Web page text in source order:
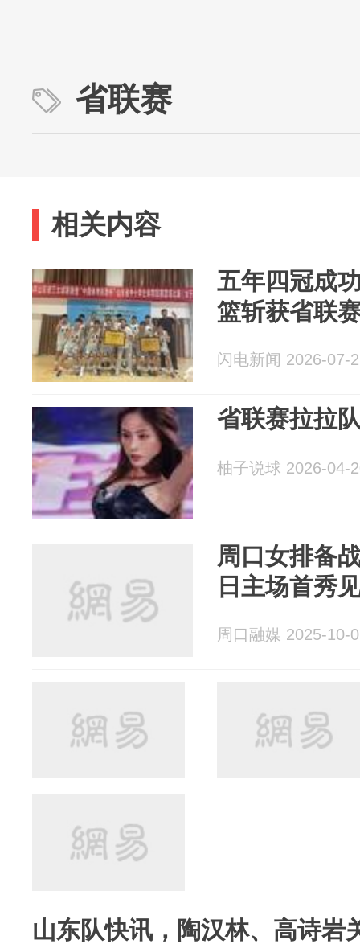
省联赛
相关内容
五年四冠成
篮斩获省联
闪电新闻 2026-07-
省联赛拉拉
柚子说球 2026-04-
周口女排备
日主场首秀
周口融媒 2025-10-
山东队快讯，陶汉林、高诗岩